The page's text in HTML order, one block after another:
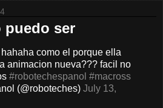
puedo ser
hahaha como el porque ella
animacion nueva??? facil no
#robotechespanol #macross
(@roboteches) July 13,